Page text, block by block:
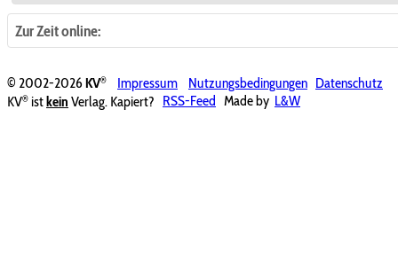
Zur Zeit online:
© 2002-2026KV® Impressum Nutzungsbedingungen Datenschutz
KV® istkein Verlag. Kapiert? RSS-Feed Made by L&W